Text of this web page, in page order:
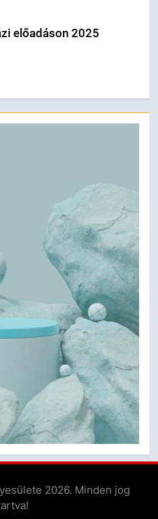
előadáson 2025
Fehérbot napi kirándulás
2024
2024
látogatás
2026. Minden jog